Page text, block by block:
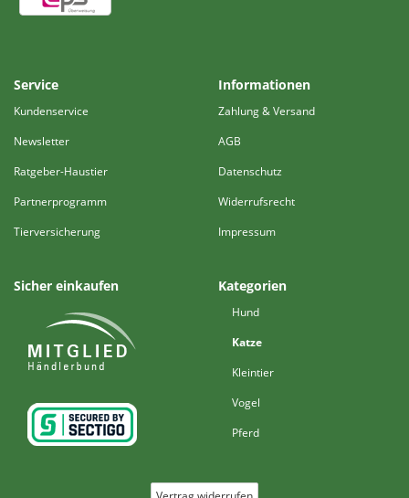
Service
Kundenservice
Newsletter
Ratgeber-Haustier
Partnerprogramm
Tierversicherung
Informationen
Zahlung & Versand
AGB
Datenschutz
Widerrufsrecht
Impressum
Sicher einkaufen Kategorien
Hund
Katze
Kleintier
Vogel
Pferd